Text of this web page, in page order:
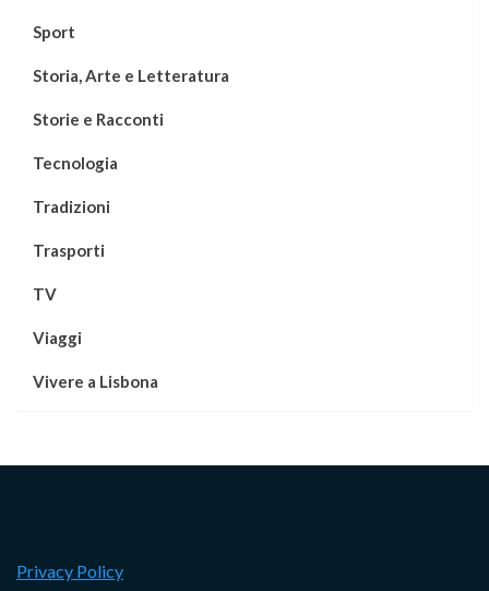
Sport
Storia, Arte e Letteratura
Storie e Racconti
Tecnologia
Tradizioni
Trasporti
TV
Viaggi
Vivere a Lisbona
Privacy Policy